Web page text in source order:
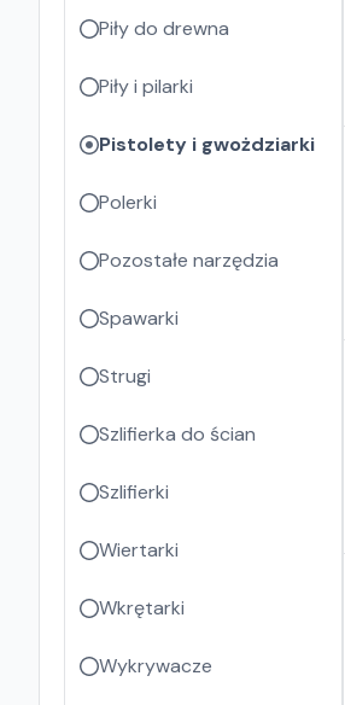
Piły do drewna
Piły i pilarki
Pistolety i gwożdziarki
Polerki
Pozostałe narzędzia
Spawarki
Strugi
Szlifierka do ścian
Szlifierki
Wiertarki
Wkrętarki
Wykrywacze